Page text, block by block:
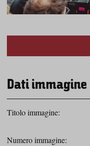
Dati immagine
Titolo immagine:
Numero immagine: